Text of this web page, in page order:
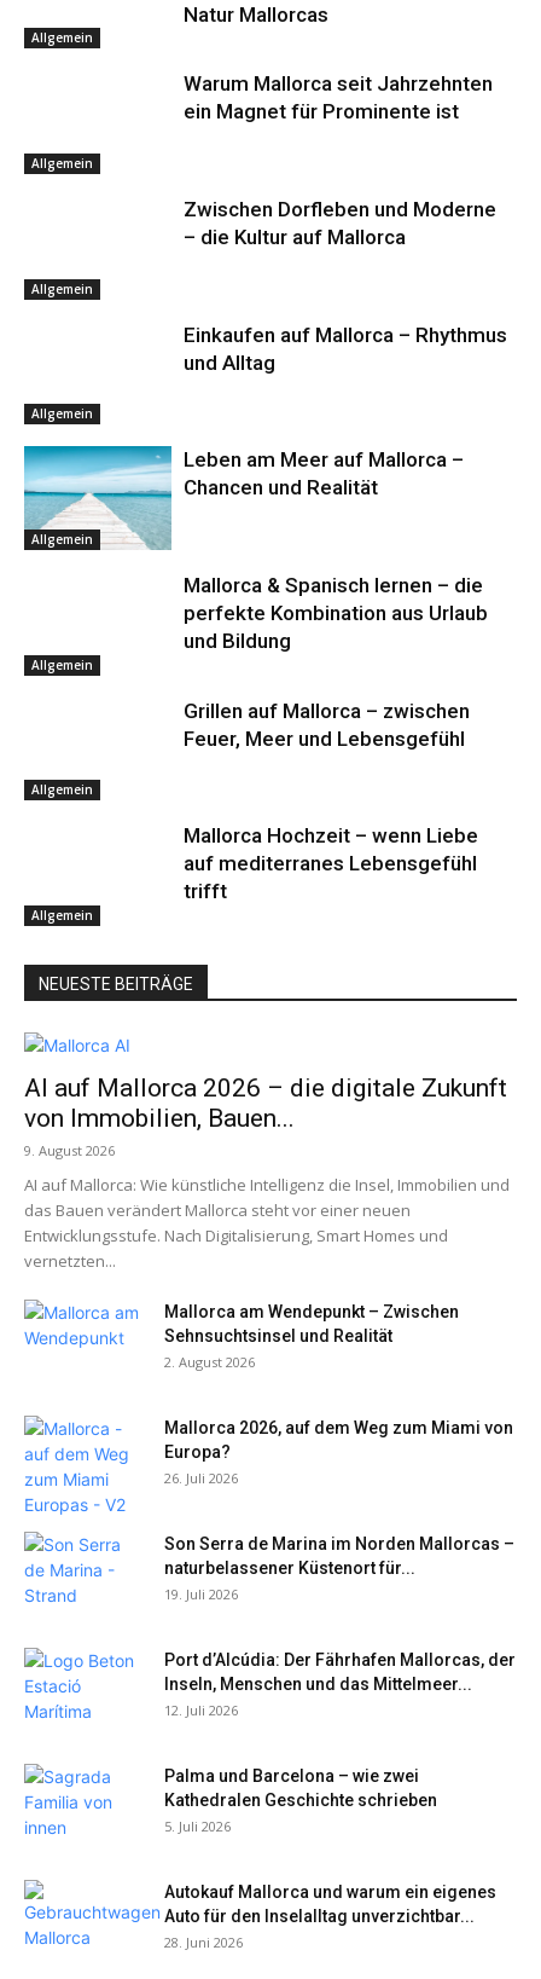
Allgemein
Natur Mallorcas
Allgemein
Warum Mallorca seit Jahrzehnten
ein Magnet für Prominente ist
Allgemein
Zwischen Dorfleben und Moderne
– die Kultur auf Mallorca
Allgemein
Einkaufen auf Mallorca – Rhythmus
und Alltag
Allgemein
Leben am Meer auf Mallorca –
Chancen und Realität
Allgemein
Mallorca & Spanisch lernen – die
perfekte Kombination aus Urlaub
und Bildung
Allgemein
Grillen auf Mallorca – zwischen
Feuer, Meer und Lebensgefühl
Allgemein
Mallorca Hochzeit – wenn Liebe
auf mediterranes Lebensgefühl
trifft
NEUESTE BEITRÄGE
AI auf Mallorca 2026 – die digitale Zukunft
von Immobilien, Bauen...
9. August 2026
AI auf Mallorca: Wie künstliche Intelligenz die Insel, Immobilien und
das Bauen verändert Mallorca steht vor einer neuen
Entwicklungsstufe. Nach Digitalisierung, Smart Homes und
vernetzten...
Mallorca am Wendepunkt – Zwischen
Sehnsuchtsinsel und Realität
2. August 2026
Mallorca 2026, auf dem Weg zum Miami von
Europa?
26. Juli 2026
Son Serra de Marina im Norden Mallorcas –
naturbelassener Küstenort für...
19. Juli 2026
Port d’Alcúdia: Der Fährhafen Mallorcas, der
Inseln, Menschen und das Mittelmeer...
12. Juli 2026
Palma und Barcelona – wie zwei
Kathedralen Geschichte schrieben
5. Juli 2026
Autokauf Mallorca und warum ein eigenes
Auto für den Inselalltag unverzichtbar...
28. Juni 2026